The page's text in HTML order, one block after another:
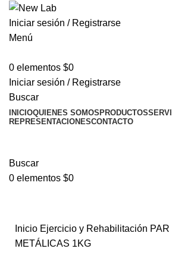
Iniciar sesión / Registrarse
Menú
0 elementos $0
Iniciar sesión / Registrarse
Buscar
INICIOQUIENES SOMOS PRODUCTOS
REPRESENTACIONESCONTACTO
Buscar
0 elementos $0
Inicio Ejercicio y Rehabilitación
METÁLICAS 1KG